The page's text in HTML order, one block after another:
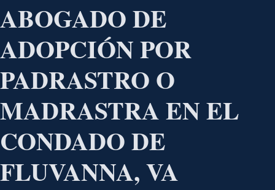
ABOGADO DE
ADOPCIÓN POR
PADRASTRO O
MADRASTRA EN EL
CONDADO DE
FLUVANNA, VA